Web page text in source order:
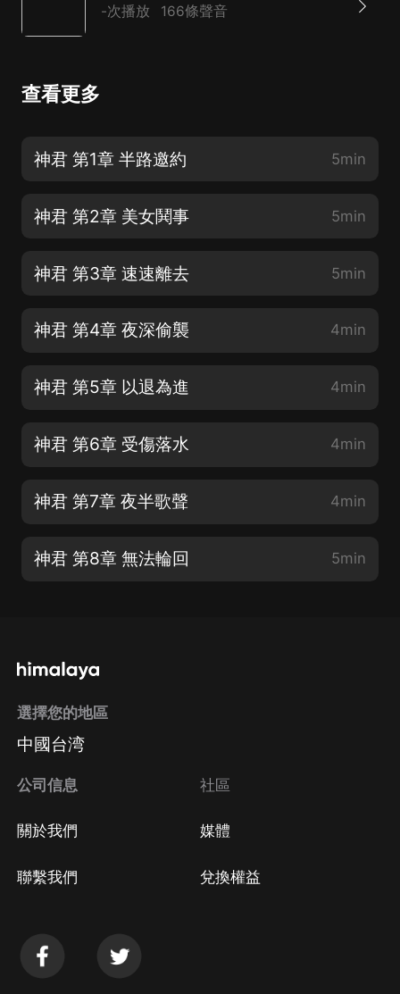
-次播放 166條聲音
查看更多
神君 第1章 半路邀約 5min
神君 第2章 美女鬨事 5min
神君 第3章 速速離去 5min
神君 第4章 夜深偷襲 4min
神君 第5章 以退為進 4min
神君 第6章 受傷落水 4min
神君 第7章 夜半歌聲 4min
神君 第8章 無法輪回 5min
選擇您的地區
中國台湾
公司信息
關於我們
聯繫我們
社區
媒體
兌換權益